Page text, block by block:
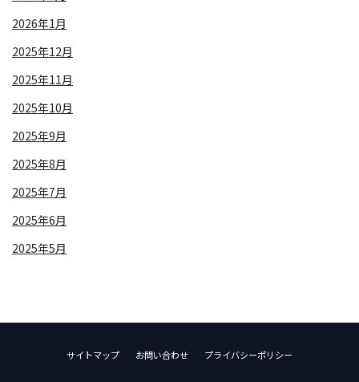
2026年1月
2025年12月
2025年11月
2025年10月
2025年9月
2025年8月
2025年7月
2025年6月
2025年5月
サイトマップ お問い合わせ プライバシーポリシー